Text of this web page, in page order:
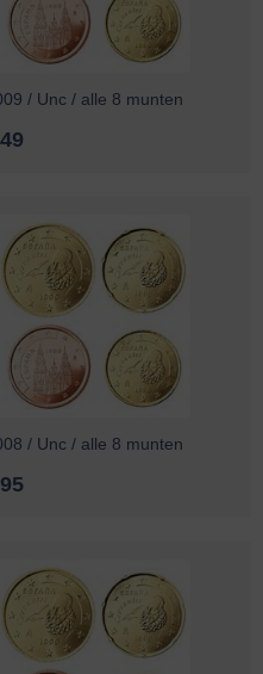
/ Unc / alle 8 munten
/ Unc / alle 8 munten